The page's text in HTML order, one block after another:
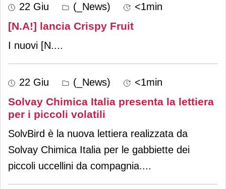
22 Giu (_News) <1min
[N.A!] lancia Crispy Fruit
I nuovi [N....
22 Giu (_News) <1min
Solvay Chimica Italia presenta la lettiera
per i piccoli volatili
SolvBird è la nuova lettiera realizzata da
Solvay Chimica Italia per le gabbiette dei
piccoli uccellini da compagnia....